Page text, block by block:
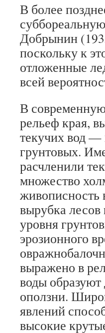
В более
Добрынин
поскольку к
отложенные
всей
В
рельеф края,
текучих вод
грунтовых.
расчленили
множество
живописность
вырубка
уровня
эрозионного
выражено в
воды
оползни.
явлений
высокие